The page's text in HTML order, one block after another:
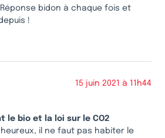
bidon à chaque fois et
!
15 juin 2021 à 11h44
le bio et la loi sur le CO2
heureux, il ne faut pas habiter le